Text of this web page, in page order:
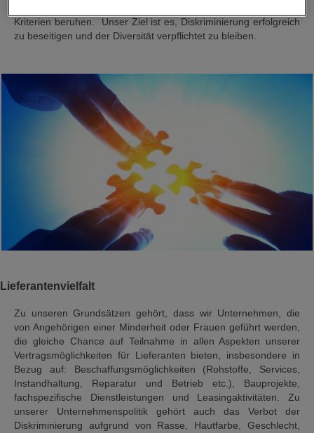
Kriterien beruhen. Unser Ziel ist es, Diskriminierung erfolgreich
zu beseitigen und der Diversität verpflichtet zu bleiben.
Lieferantenvielfalt
Zu unseren Grundsätzen gehört, dass wir Unternehmen, die
von Angehörigen einer Minderheit oder Frauen geführt werden,
die gleiche Chance auf Teilnahme in allen Aspekten unserer
Vertragsmöglichkeiten für Lieferanten bieten, insbesondere in
Bezug auf: Beschaffungsmöglichkeiten (Rohstoffe, Services,
Instandhaltung, Reparatur und Betrieb etc.), Bauprojekte,
fachspezifische Dienstleistungen und Leasingaktivitäten. Zu
unserer Unternehmenspolitik gehört auch das Verbot der
Diskriminierung aufgrund von Rasse, Hautfarbe, Geschlecht,